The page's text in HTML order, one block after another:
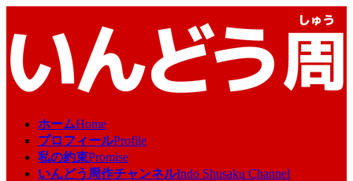
テ
ン
ツ
ゲ
ー
シ
ホームHome
プロフィールProfile
私の約束Promise
いんどう周作チャンネルIndo Shusaku Channel